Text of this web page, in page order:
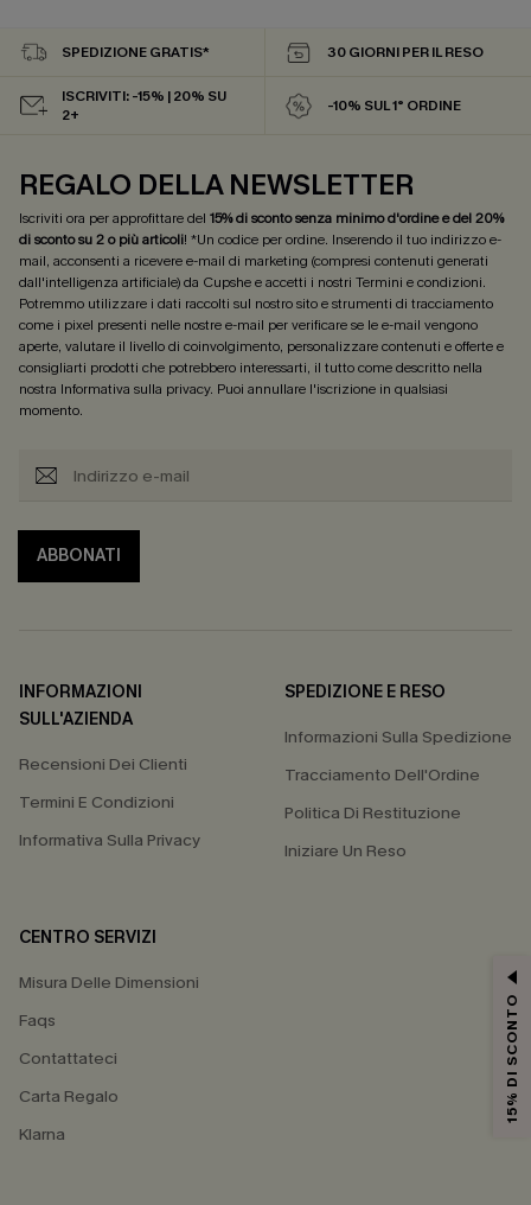
SPEDIZIONE GRATIS* 30 GIORNI PER IL RESO
ISCRIVITI: -15% | 20% SU
2+
-10% SUL 1° ORDINE
REGALO DELLA NEWSLETTER
Iscriviti ora per approfittare del 15% di sconto senza minimo d'ordine e del 20%
di sconto su 2 o più articoli! *Un codice per ordine. Inserendo il tuo indirizzo e-
mail, acconsenti a ricevere e-mail di marketing (compresi contenuti generati
dall'intelligenza artificiale) da Cupshe e accetti i nostri Termini e condizioni.
Potremmo utilizzare i dati raccolti sul nostro sito e strumenti di tracciamento
come i pixel presenti nelle nostre e-mail per verificare se le e-mail vengono
aperte, valutare il livello di coinvolgimento, personalizzare contenuti e offerte e
consigliarti prodotti che potrebbero interessarti, il tutto come descritto nella
nostra Informativa sulla privacy. Puoi annullare l'iscrizione in qualsiasi
momento.
ABBONATI
INFORMAZIONI
SULL'AZIENDA
Recensioni Dei Clienti
Termini E Condizioni
Informativa Sulla Privacy
SPEDIZIONE E RESO
Informazioni Sulla Spedizione
Tracciamento Dell'Ordine
Politica Di Restituzione
Iniziare Un Reso
CENTRO SERVIZI
Misura Delle Dimensioni
Faqs
Contattateci
Carta Regalo
Klarna
15% DI SCONTO